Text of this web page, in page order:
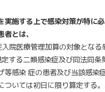
実施する上で感染対策が特に
とは、
入院医療管理加算の対象となる
する二類感染症及び同法同条
等感染 症の患者及び当該感染
ついては初日に限り算定する